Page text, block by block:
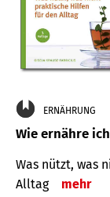
ERNÄHRUNG
Wie ernähre
Was nützt, was
Alltag
mehr